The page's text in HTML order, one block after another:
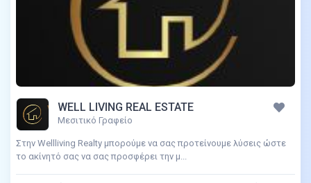
WELL LIVING REAL ESTATE
Μεσιτικό Γραφείο
Στην Wellliving Realty μπορούμε να σας προτείνουμε λύσεις ώστε
το ακίνητό σας να σας προσφέρει την μ...